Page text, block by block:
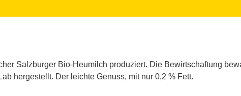
Salzburger Bio-Heumilch produziert. Die Bewirtschaftung
hergestellt. Der leichte Genuss, mit nur 0,2 % Fett.